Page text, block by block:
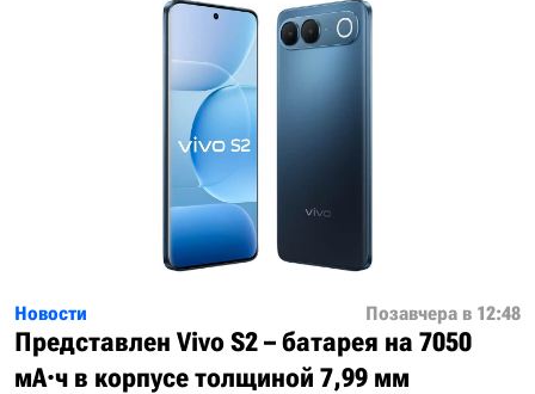
Новости Позавчера в 12:48
Представлен Vivo S2 – батарея на 7050
мА·ч в корпусе толщиной 7,99 мм